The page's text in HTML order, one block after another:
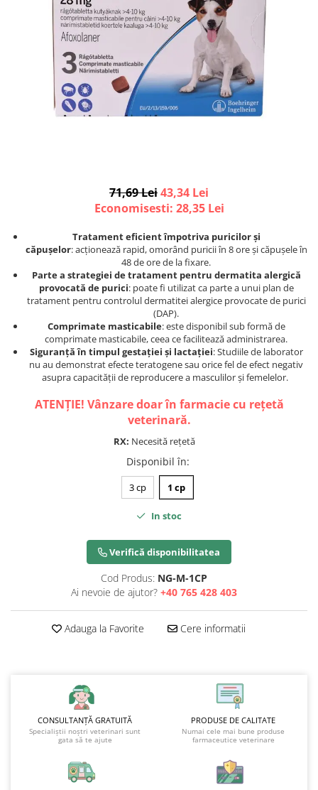
Afecțiuni hepatice
Afecțiuni neurologice
Afecțiuni oftalmice
Afecțiuni oncologice
Afecțiuni otice
Afecțiuni renale și urinare
Afecțiuni respiratorii
Hrană uscată
Recompense și snack-uri
Igienă
Igienă orală
Afecțiuni hepatice
Afecțiuni neurologice
Afecțiuni oftalmice
Afecțiuni oncologice
Afecțiuni otice
Afecțiuni respiratorii
Afecțiuni renale și urinare
Hrană uscată
Igienă
Așternut Tofu / Nisip
Igienă orală
71,69 Lei43,34 Lei
Economisesti: 28,35 Lei
Tratament eficient împotriva puricilor și
căpușelor: acționează rapid, omorând puricii în 8 ore și căpușele în
48 de ore de la fixare.
Parte a strategiei de tratament pentru dermatita alergică
provocată de purici: poate fi utilizat ca parte a unui plan de
tratament pentru controlul dermatitei alergice provocate de purici
(DAP).
Comprimate masticabile: este disponibil sub formă de
comprimate masticabile, ceea ce facilitează administrarea.
Siguranță în timpul gestației și lactației: Studiile de laborator
nu au demonstrat efecte teratogene sau orice fel de efect negativ
asupra capacității de reproducere a masculilor și femelelor.
ATENȚIE! Vânzare doar în farmacie cu rețetă
veterinară.
RX: Necesită rețetă
Disponibil în:
3 cp 1 cp
In stoc
Verifică disponibilitatea
Cod Produs: NG-M-1CP
Ai nevoie de ajutor? +40 765 428 403
Adauga la Favorite Cere informatii
CONSULTANȚĂ GRATUITĂ
Specialiștii noștri veterinari sunt
gata să te ajute
PRODUSE DE CALITATE
Numai cele mai bune produse
farmaceutice veterinare